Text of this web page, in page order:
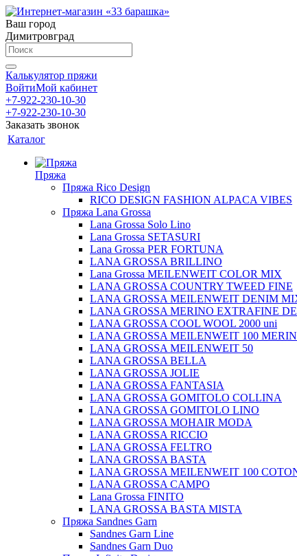
Ваш город
Димитровград
Калькулятор пряжи
ВойтиМой кабинет
+7-922-230-10-30
+7-922-230-10-30
Заказать звонок
Каталог
Пряжа
Пряжа Rico Design
RICO DESIGN FASHION ALPACA VIBES
Пряжа Lana Grossa
Lana Grossa Solo Lino
Lana Grossa SETASURI
Lana Grossa PER FORTUNA
LANA GROSSA BRILLINO
Lana Grossa MEILENWEIT COLOR MIX
LANA GROSSA COUNTRY TWEED FINE
LANA GROSSA MEILENWEIT DENIM
LANA GROSSA MERINO EXTRAFINE
LANA GROSSA COOL WOOL 2000 uni
LANA GROSSA MEILENWEIT 100
LANA GROSSA MEILENWEIT 50
LANA GROSSA BELLA
LANA GROSSA JOLIE
LANA GROSSA FANTASIA
LANA GROSSA GOMITOLO COLLINA
LANA GROSSA GOMITOLO LINO
LANA GROSSA MOHAIR MODA
LANA GROSSA RICCIO
LANA GROSSA FELTRO
LANA GROSSA BASTA
LANA GROSSA MEILENWEIT 100
LANA GROSSA CAMPO
Lana Grossa FINITO
LANA GROSSA BASTA MISTA
Пряжа Sandnes Garn
Sandnes Garn Line
Sandnes Garn Duo